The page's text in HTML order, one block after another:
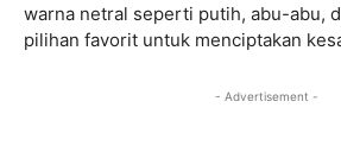
warna netral seperti putih, abu-abu,
pilihan favorit untuk menciptakan
- Advertisement -